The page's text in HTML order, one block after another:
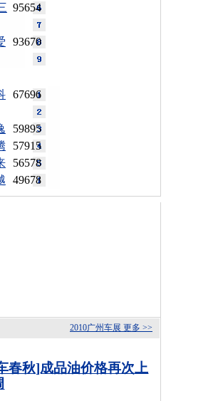
95654
93670
67696
59895
57915
56578
49678
更多 >>
2010广州车展
春秋]成品油价格再次上